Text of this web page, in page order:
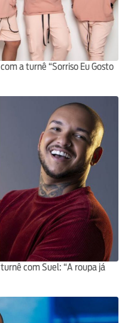
a turnê “Sorriso Eu Gosto
com Suel: “A roupa já